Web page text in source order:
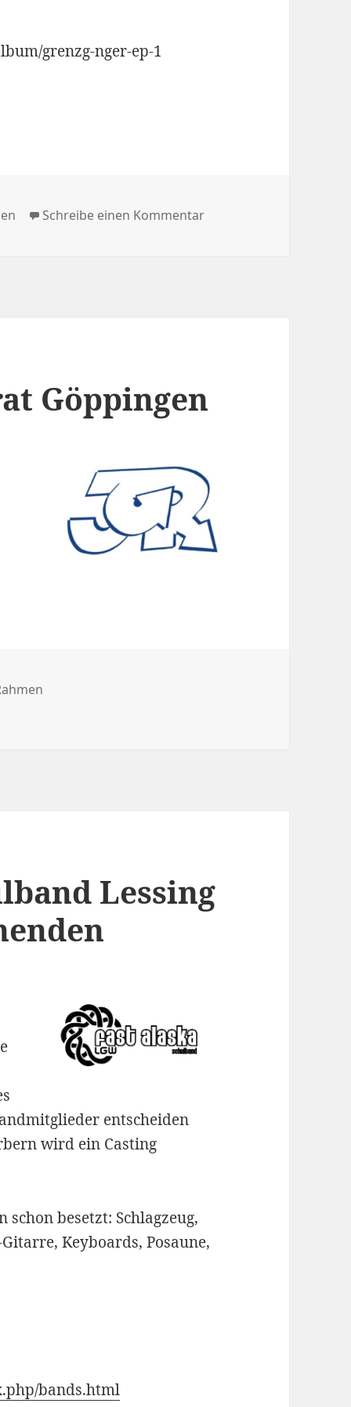
grenzg-nger-ep-1
Schreibe einen Kommentarzu Band: Grenzgänger
Göppingen
Lessing
entscheiden
wird ein Casting
besetzt: Schlagzeug,
Keyboards, Posaune,
bands.html